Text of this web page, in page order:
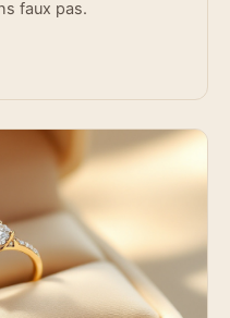
faux pas.